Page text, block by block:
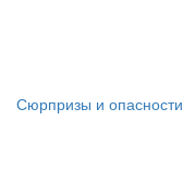
Сюрпризы и опасности